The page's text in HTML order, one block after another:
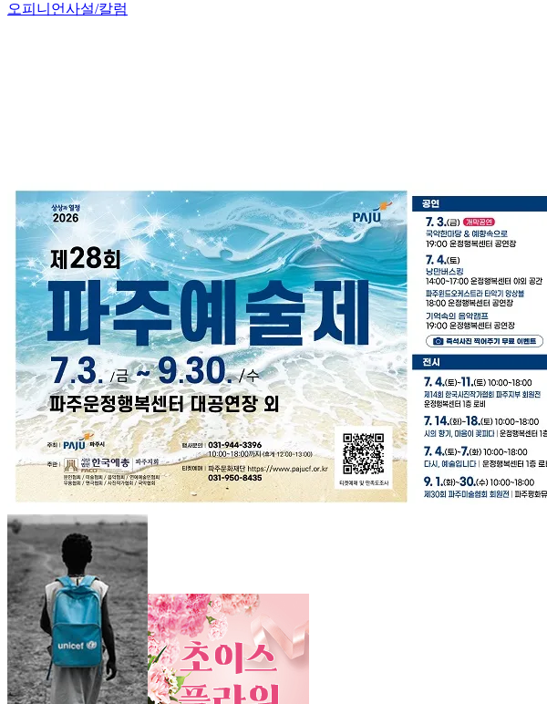
오피니언사설/칼럼